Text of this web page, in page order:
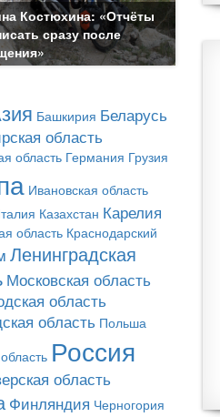
Костюхина: «Отчёты
сразу после
Башкирия Беларусь
область
область Германия Грузия
Ивановская область
Казахстан Карелия
область Краснодарский
Ленинградская
Московская область
область
область Польша
Россия
область
Финляндия Черногория